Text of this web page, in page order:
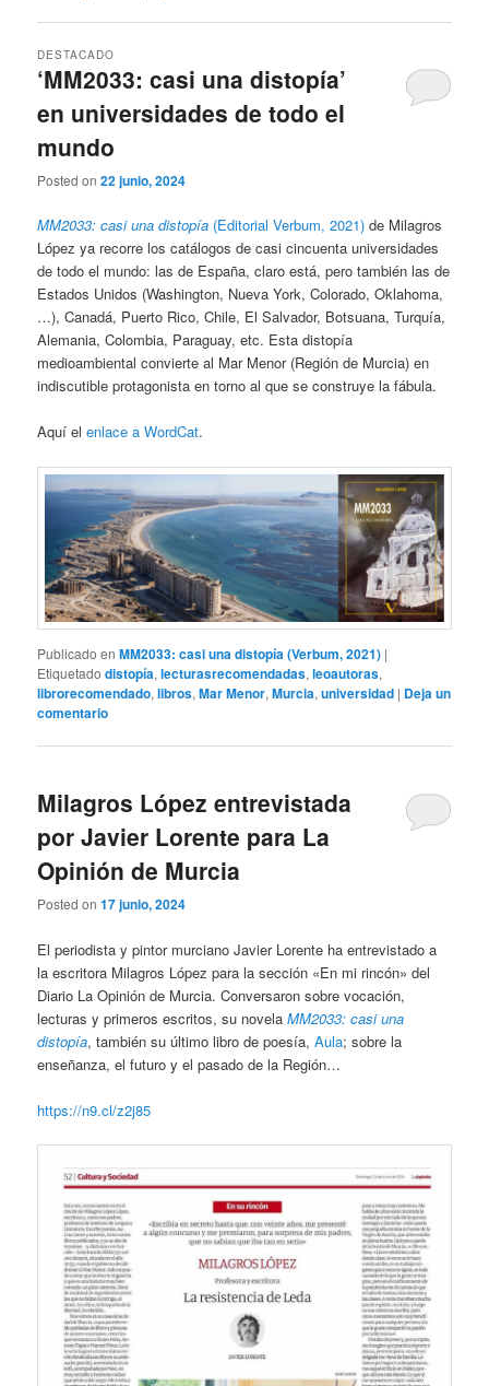
‘MM2033: casi una distopía’
en universidades de todo el
mundo
DESTACADO
Posted on22 junio, 2024
MM2033: casi una distopía (Editorial Verbum, 2021) de Milagros
López ya recorre los catálogos de casi cincuenta universidades
de todo el mundo: las de España, claro está, pero también las de
Estados Unidos (Washington, Nueva York, Colorado, Oklahoma,
…), Canadá, Puerto Rico, Chile, El Salvador, Botsuana, Turquía,
Alemania, Colombia, Paraguay, etc. Esta distopía
medioambiental convierte al Mar Menor (Región de Murcia) en
indiscutible protagonista en torno al que se construye la fábula.
Aquí elenlace a WordCat.
Publicado en MM2033: casi una distopía (Verbum, 2021) |
Etiquetado distopía,lecturasrecomendadas,leoautoras,
librorecomendado,libros,Mar Menor,Murcia,universidad | Deja un
comentario
Milagros López entrevistada
por Javier Lorente para La
Opinión de Murcia
Posted on17 junio, 2024
El periodista y pintor murciano Javier Lorente ha entrevistado a
la escritora Milagros López para la sección «En mi rincón» del
Diario La Opinión de Murcia. Conversaron sobre vocación,
lecturas y primeros escritos, su novelaMM2033: casi una
distopía, también su último libro de poesía,Aula; sobre la
enseñanza, el futuro y el pasado de la Región…
https://n9.cl/z2j85